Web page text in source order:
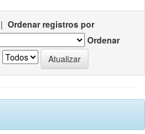
| Ordenar registros por
Ordenar